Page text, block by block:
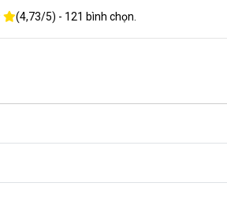
(4,73/5) - 121 bình chọn.